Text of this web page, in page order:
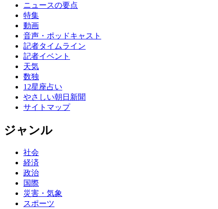
ニュースの要点
特集
動画
音声・ポッドキャスト
記者タイムライン
記者イベント
天気
数独
12星座占い
やさしい朝日新聞
サイトマップ
ジャンル
社会
経済
政治
国際
災害・気象
スポーツ